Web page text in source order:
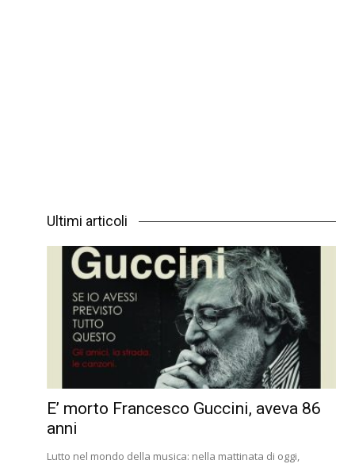
Ultimi articoli
E’ morto Francesco Guccini, aveva 86
anni
Lutto nel mondo della musica: nella mattinata di oggi,